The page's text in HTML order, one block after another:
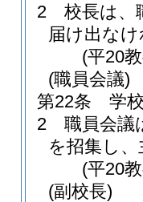
2
校長は、
届け出な
(平20
(職員会議)
第22条
学
2
職員会議
を招集し
(平20
(副校長)